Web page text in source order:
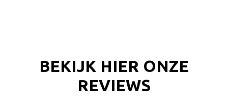
BEKIJK HIER ONZE
REVIEWS